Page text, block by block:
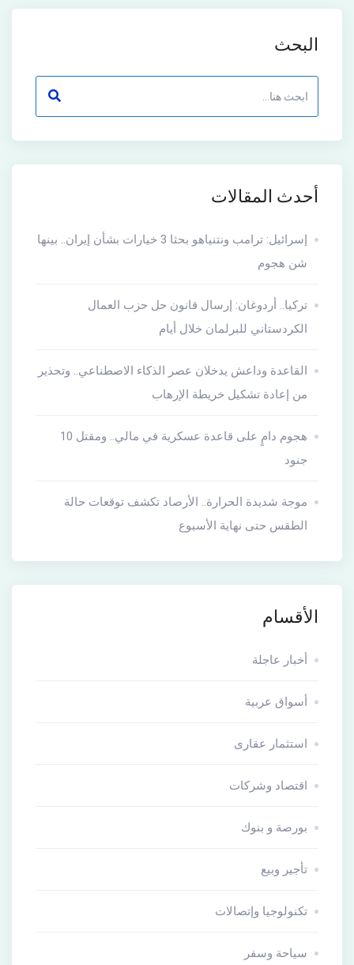
البحث
أحدث المقالات
إسرائيل: ترامب ونتنياهو بحثا 3 خيارات بشأن إيران.. بينها
شن هجوم
تركيا.. أردوغان: إرسال قانون حل حزب العمال
الكردستاني للبرلمان خلال أيام
القاعدة وداعش يدخلان عصر الذكاء الاصطناعي.. وتحذير
من إعادة تشكيل خريطة الإرهاب
هجوم دامٍ على قاعدة عسكرية في مالي.. ومقتل 10
جنود
موجة شديدة الحرارة.. الأرصاد تكشف توقعات حالة
الطقس حتى نهاية الأسبوع
الأقسام
أخبار عاجلة
أسواق عربية
استثمار عقارى
اقتصاد وشركات
بورصة و بنوك
تأجير وبيع
تكنولوجيا وإتصالات
سياحة وسفر